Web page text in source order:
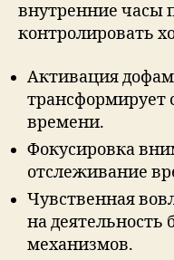
внутренние часы
контролировать
Активация
трансформирует
времени.
Фокусировка
отслеживание
Чувственная
на деятельность
механизмов.